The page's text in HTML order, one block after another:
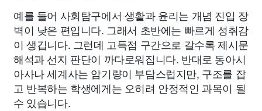
예를 들어 사회탐구에서 생활과 윤리는 개념 진입 장
벽이 낮은 편입니다. 그래서 초반에는 빠르게 성취감
이 생깁니다. 그런데 고득점 구간으로 갈수록 제시문
해석과 선지 판단이 까다로워집니다. 반대로 동아시
아사나 세계사는 암기량이 부담스럽지만, 구조를 잡
고 반복하는 학생에게는 오히려 안정적인 과목이 될
수 있습니다.